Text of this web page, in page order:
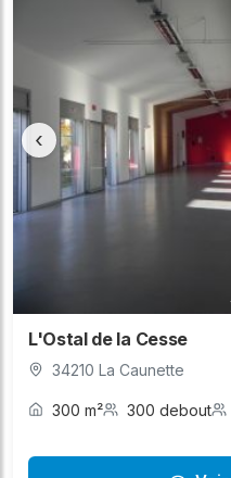
‹
L'Ostal de la Cesse
34210 La Caunette
300 m² 300 debout